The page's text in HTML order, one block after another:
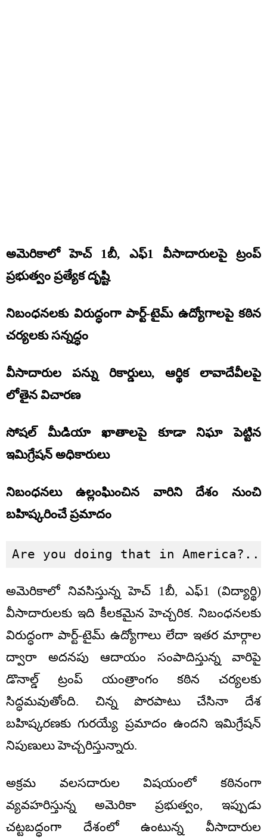
అమెరికాలో హెచ్ 1బీ, ఎఫ్‌1 వీసాదారులపై ట్రంప్
ప్రభుత్వం ప్రత్యేక దృష్టి
నిబంధనలకు విరుద్ధంగా పార్ట్-టైమ్ ఉద్యోగాలపై కఠిన
చర్యలకు సన్నద్ధం
వీసాదారుల పన్ను రికార్డులు, ఆర్థిక లావాదేవీలపై
లోతైన విచారణ
సోషల్ మీడియా ఖాతాలపై కూడా నిఘా పెట్టిన
ఇమిగ్రేషన్ అధికారులు
నిబంధనలు ఉల్లంఘించిన వారిని దేశం నుంచి
బహిష్కరించే ప్రమాదం
Are you doing that in
అమెరికాలో నివసిస్తున్న హెచ్ 1బీ, ఎఫ్‌1 (విద్యార్థి)
వీసాదారులకు ఇది కీలకమైన హెచ్చరిక. నిబంధనలకు
విరుద్ధంగా పార్ట్-టైమ్ ఉద్యోగాలు లేదా ఇతర మార్గాల
ద్వారా అదనపు ఆదాయం సంపాదిస్తున్న వారిపై
డొనాల్డ్ ట్రంప్ యంత్రాంగం కఠిన చర్యలకు
సిద్ధమవుతోంది. చిన్న పొరపాటు చేసినా దేశ
బహిష్కరణకు గురయ్యే ప్రమాదం ఉందని ఇమిగ్రేషన్
నిపుణులు హెచ్చరిస్తున్నారు.
అక్రమ వలసదారుల విషయంలో కఠినంగా
వ్యవహరిస్తున్న అమెరికా ప్రభుత్వం, ఇప్పుడు
చట్టబద్ధంగా దేశంలో ఉంటున్న వీసాదారుల